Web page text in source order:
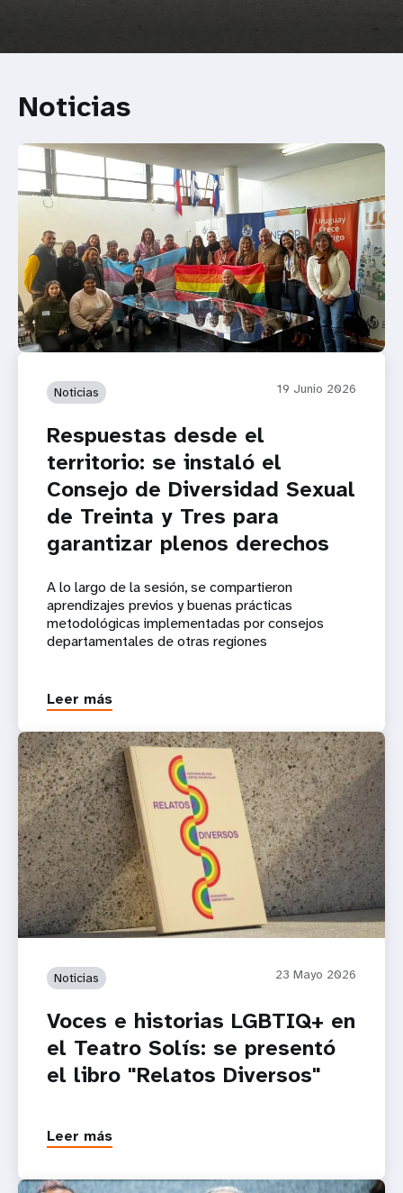
Noticias
Noticias 19 Junio 2026
Respuestas desde el
territorio: se instaló el
Consejo de Diversidad Sexual
de Treinta y Tres para
garantizar plenos derechos
A lo largo de la sesión, se compartieron
aprendizajes previos y buenas prácticas
metodológicas implementadas por consejos
departamentales de otras regiones
Leer más
Noticias 23 Mayo 2026
Voces e historias LGBTIQ+ en
el Teatro Solís: se presentó
el libro "Relatos Diversos"
Leer más